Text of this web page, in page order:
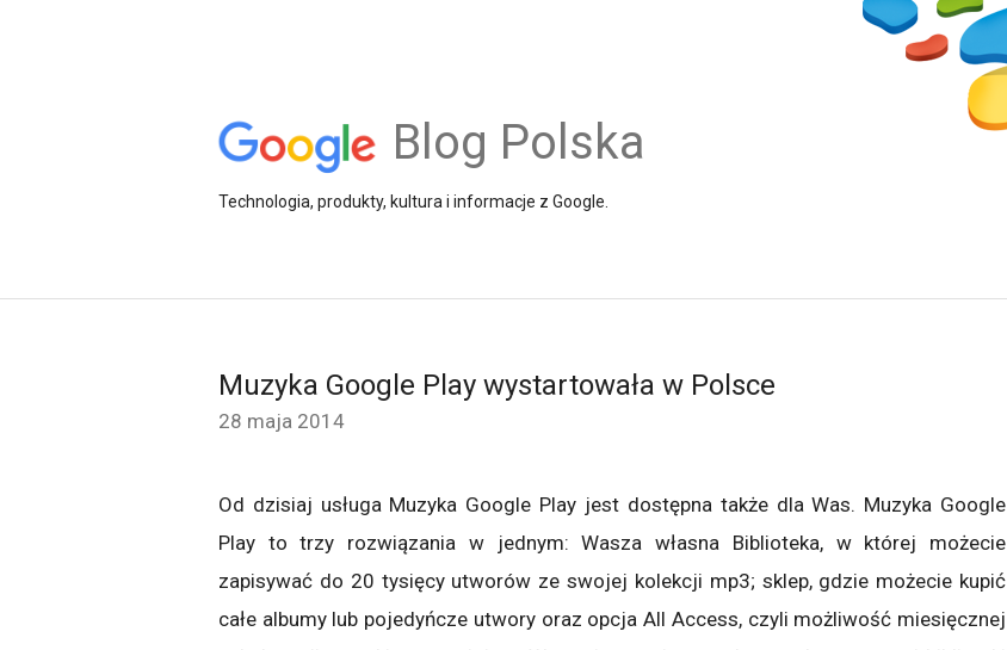
Blog Polska
Technologia, produkty, kultura i informacje z Google.
Muzyka Google Play wystartowała w Polsce
28 maja 2014
Od dzisiaj usługa Muzyka Google Play jest dostępna także dla Was. Muzyka Google
Play to trzy rozwiązania w jednym: Wasza własna Biblioteka, w której możecie
zapisywać do 20 tysięcy utworów ze swojej kolekcji mp3; sklep, gdzie możecie kupić
całe albumy lub pojedyńcze utwory oraz opcja All Access, czyli możliwość miesięcznej